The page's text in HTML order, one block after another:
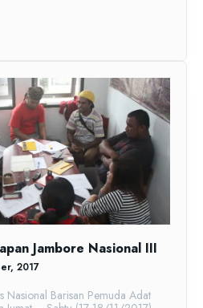
Jambore Nasional III
2017